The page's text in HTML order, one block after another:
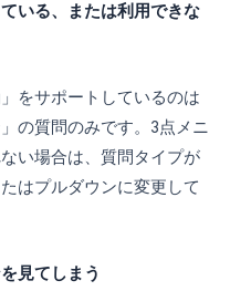
いる、または利用できな
をサポートしているのは
の質問のみです。3点メニ
い場合は、質問タイプが
はプルダウンに変更して
見てしまう